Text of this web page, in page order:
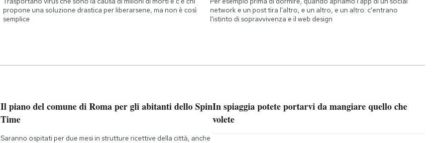
propone una soluzione drastica per liberarsene, ma non è così
semplice
network e un post tira l'altro, e un altro, e un altro: c'entrano
l'istinto di sopravvivenza e il web design
Il piano del comune di Roma per gli abitanti dello Spin
Time
Saranno ospitati per due mesi in strutture ricettive della città, anche
In spiaggia potete portarvi da mangiare quello che
volete